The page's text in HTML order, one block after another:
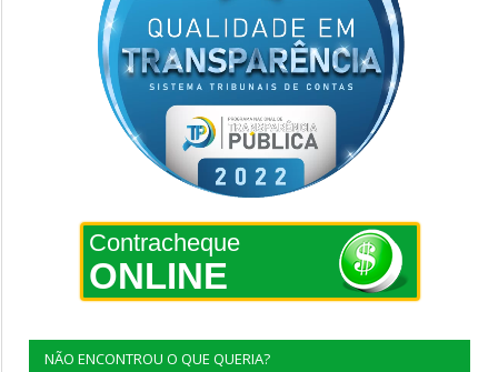
Contracheque
ONLINE
NÃO ENCONTROU O QUE QUERIA?